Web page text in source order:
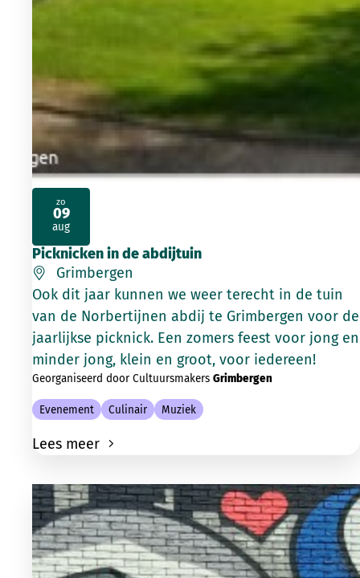
Picknicken in de abdijtuin
Grimbergen
Ook dit jaar kunnen we weer terecht in de tuin
van de Norbertijnen abdij te Grimbergen voor de
jaarlijkse picknick. Een zomers feest voor jong en
minder jong, klein en groot, voor iedereen!
Georganiseerd door Cultuursmakers Grimbergen
Evenement Culinair Muziek
Lees meer
zo
09
aug
2026